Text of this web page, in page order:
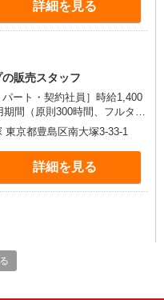
詳細を見る
販売スタッフ
パート・契約社員］時給1,400
間（原則300時間、フルタイ
給1,300円 ※経験、能力考慮
用あり（6ヶ月以降）
東京都豊島区南大塚3-33-1
詳細を見る
ート］時給1,250円〜